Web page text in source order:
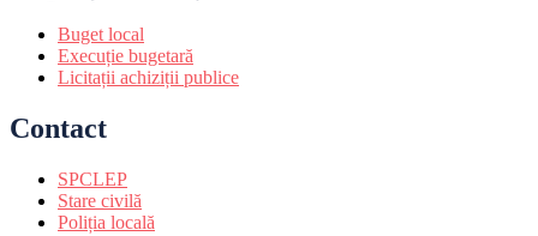
Buget local
Execuție bugetară
Licitații achiziții publice
Contact
SPCLEP
Stare civilă
Poliția locală